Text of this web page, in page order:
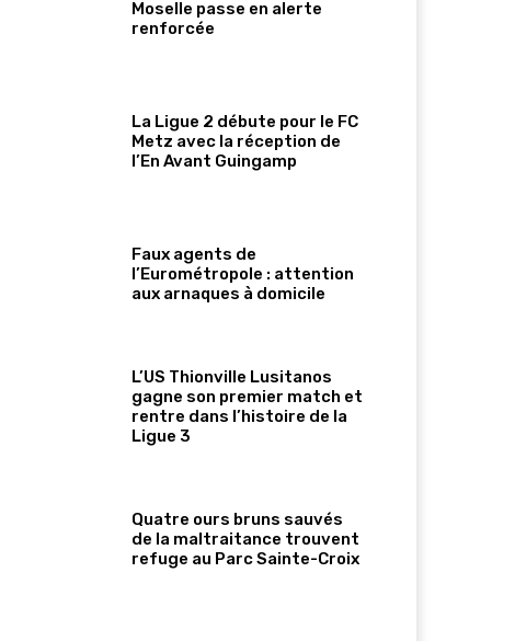
Moselle passe en alerte
renforcée
La Ligue 2 débute pour le FC
Metz avec la réception de
l’En Avant Guingamp
Faux agents de
l’Eurométropole : attention
aux arnaques à domicile
L’US Thionville Lusitanos
gagne son premier match et
rentre dans l’histoire de la
Ligue 3
Quatre ours bruns sauvés
de la maltraitance trouvent
refuge au Parc Sainte-Croix